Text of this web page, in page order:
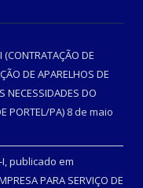
DE
DE APARELHOS DE
NECESSIDADES DO
PORTEL/PA) 8 de maio
I, publicado em
PARA SERVIÇO DE